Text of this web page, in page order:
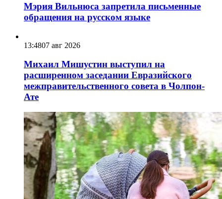
Мэрия Вильнюса запретила письменные
обращения на русском языке
13:4807 авг 2026
Михаил Мишустин выступил на
расширенном заседании Евразийского
межправительственного совета в Чолпон-
Ате